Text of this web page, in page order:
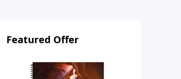
Featured Offer